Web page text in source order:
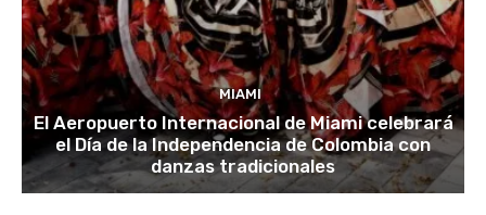
MIAMI
El Aeropuerto Internacional de Miami celebrará
el Día de la Independencia de Colombia con
danzas tradicionales